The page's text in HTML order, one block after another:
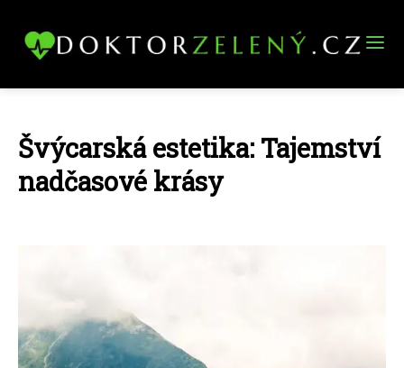
Švýcarská estetika: Tajemství
nadčasové krásy